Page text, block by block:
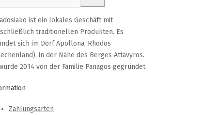
ist ein lokales Geschäft mit
traditionellen Produkten. Es
sich im Dorf Apollona, Rhodos
in der Nähe des Berges Attavyros.
2014 von der Familie Panagos gegründet.
Zahlungsarten